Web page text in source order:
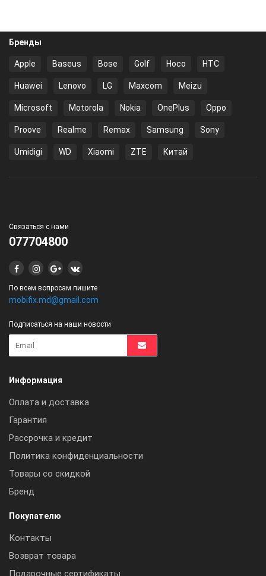
Бренды
Apple Baseus Bose Golf Hoco HTC
Huawei Lenovo LG Maxcom Meizu
Microsoft Motorola Nokia OnePlus Oppo
Proove Realme Remax Samsung Sony
Umidigi WD Xiaomi ZTE Китай
Связаться с нами
077704800
По всем вопросам пишите
mobifix.md@gmail.com
Подписаться на наши новости
Информация
Оплата и доставка
Гарантия
Рассрочка и кредит
Политика конфиденциальности
Товары со скидкой
Бренд
Покупателю
Контакты
Возврат товара
Подарочные сертификаты